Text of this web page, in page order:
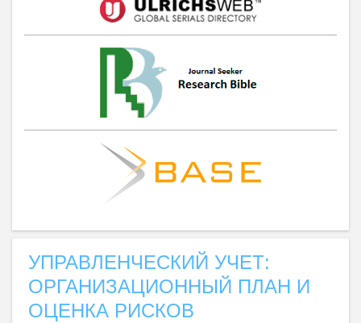
УПРАВЛЕНЧЕСКИЙ УЧЕТ:
ОРГАНИЗАЦИОННЫЙ ПЛАН И
ОЦЕНКА РИСКОВ